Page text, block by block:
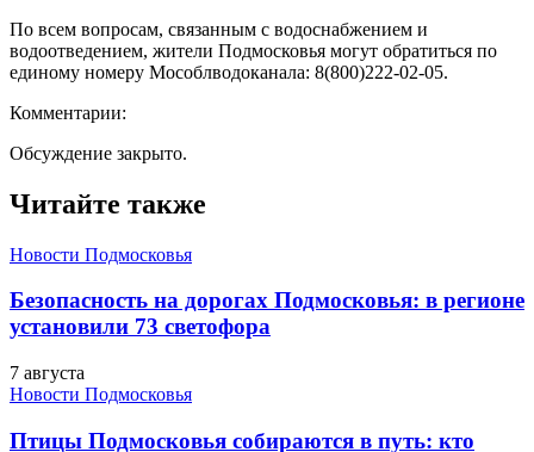
По всем вопросам, связанным с водоснабжением и
водоотведением, жители Подмосковья могут обратиться по
единому номеру Мособлводоканала: 8(800)222-02-05.
Комментарии:
Обсуждение закрыто.
Читайте также
Новости Подмосковья
Безопасность на дорогах Подмосковья: в регионе
установили 73 светофора
7 августа
Новости Подмосковья
Птицы Подмосковья собираются в путь: кто